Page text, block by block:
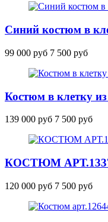
Синий костюм в
99 000 руб 7 500 руб
Костюм в клетку
139 000 руб 7 500 руб
КОСТЮМ
120 000 руб 7 500 руб